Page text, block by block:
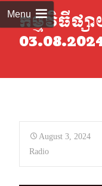
Menuកម្មវិធីផ្ស
August 3, 2024
Radio